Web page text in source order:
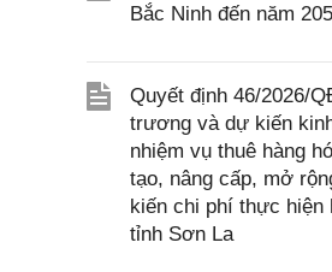
Bắc Ninh đến năm
Quyết định 46/2026/
trương và dự kiến
nhiệm vụ thuê hàng
tạo, nâng cấp, mở
kiến chi phí thực hiện
tỉnh Sơn La